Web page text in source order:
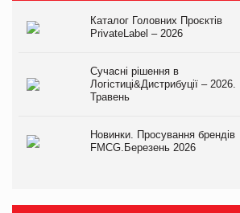
Каталог Головних Проєктів
PrivateLabel – 2026
Сучасні рішення в
Логістиці&Дистрибуції – 2026.
Травень
Новинки. Просування брендів
FMCG.Березень 2026